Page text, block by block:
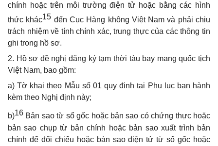
chính hoặc trên môi trường điện tử hoặc bằng các hình
thức khác15 đến Cục Hàng không Việt Nam và phải chịu
trách nhiệm về tính chính xác, trung thực của các thông tin
ghi trong hồ sơ.
2. Hồ sơ đề nghị đăng ký tạm thời tàu bay mang quốc tịch
Việt Nam, bao gồm:
a) Tờ khai theo Mẫu số 01 quy định tại Phụ lục ban hành
kèm theo Nghị định này;
b)16 Bản sao từ sổ gốc hoặc bản sao có chứng thực hoặc
bản sao chụp từ bản chính hoặc bản sao xuất trình bản
chính để đối chiếu hoặc bản sao điện tử từ sổ gốc hoặc